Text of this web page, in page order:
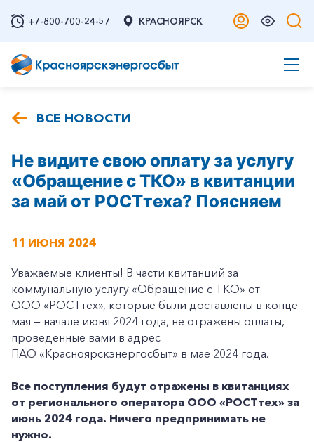
+7-800-700-24-57 КРАСНОЯРСК
ВСЕ НОВОСТИ
Не видите свою оплату за услугу
«Обращение с ТКО» в квитанции
за май от РОСТтеха? Поясняем
11 ИЮНЯ 2024
Уважаемые клиенты! В части квитанций за
коммунальную услугу «Обращение с ТКО» от
ООО «РОСТтех», которые были доставлены в конце
мая — начале июня 2024 года, не отражены оплаты,
проведенные вами в адрес
ПАО «Красноярскэнергосбыт» в мае 2024 года.
Все поступления будут отражены в квитанциях
от регионального оператора ООО «РОСТтех» за
июнь 2024 года. Ничего предпринимать не
нужно.